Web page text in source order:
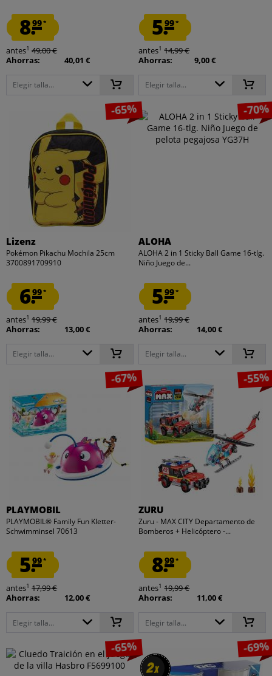
8.99*
antes1 49,00 €
Ahorras:
40,01 €
Elegir talla...
5.99*
antes1 14,99 €
Ahorras:
9,00 €
Elegir talla...
-65%
Lizenz
Pokémon Pikachu Mochila 25cm
3700891709910
6.99*
antes1 19,99 €
Ahorras:
13,00 €
Elegir talla...
-70%
ALOHA
ALOHA 2 in 1 Sticky Ball Game 16-tlg.
Niño Juego de...
5.99*
antes1 19,99 €
Ahorras:
14,00 €
Elegir talla...
-67%
PLAYMOBIL
PLAYMOBIL® Family Fun Kletter-
Schwimminsel 70613
5.99*
antes1 17,99 €
Ahorras:
12,00 €
Elegir talla...
-55%
ZURU
Zuru - MAX CITY Departamento de
Bomberos + Helicóptero -...
8.99*
antes1 19,99 €
Ahorras:
11,00 €
Elegir talla...
-65%
2x
2x
-69%